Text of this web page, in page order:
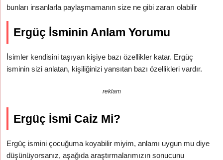
bunları insanlarla paylaşmamanın size ne gibi zararı olabilir
Ergüç İsminin Anlam Yorumu
İsimler kendisini taşıyan kişiye bazı özellikler katar. Ergüç
isminin sizi anlatan, kişiliğinizi yansıtan bazı özellikleri vardır.
reklam
Ergüç İsmi Caiz Mi?
Ergüç ismini çocuğuma koyabilir miyim, anlamı uygun mu diye
düşünüyorsanız, aşağıda araştırmalarımızın sonucunu